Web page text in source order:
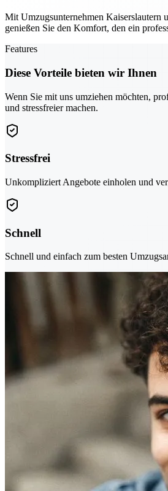
Mit Umzugsunternehmen Kaiserslautern
genießen Sie den Komfort, den ein
Features
Diese Vorteile bieten wir Ihnen
Wenn Sie mit uns umziehen möchten,
und stressfreier machen.
Stressfrei
Unkompliziert Angebote einholen und
Schnell
Schnell und einfach zum besten